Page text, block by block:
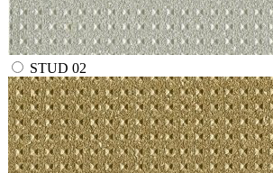
STUD 02